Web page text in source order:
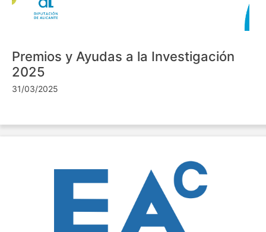
Premios y Ayudas a la Investigación
2025
31/03/2025